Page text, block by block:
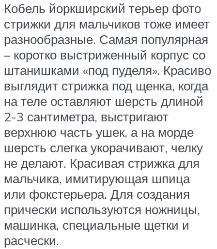
Кобель йоркширский терьер фото
стрижки для мальчиков тоже имеет
разнообразные. Самая популярная
– коротко выстриженный корпус со
штанишками «под пуделя». Красиво
выглядит стрижка под щенка, когда
на теле оставляют шерсть длиной
2-3 сантиметра, выстригают
верхнюю часть ушек, а на морде
шерсть слегка укорачивают, челку
не делают. Красивая стрижка для
мальчика, имитирующая шпица
или фокстерьера. Для создания
прически используются ножницы,
машинка, специальные щетки и
расчески.